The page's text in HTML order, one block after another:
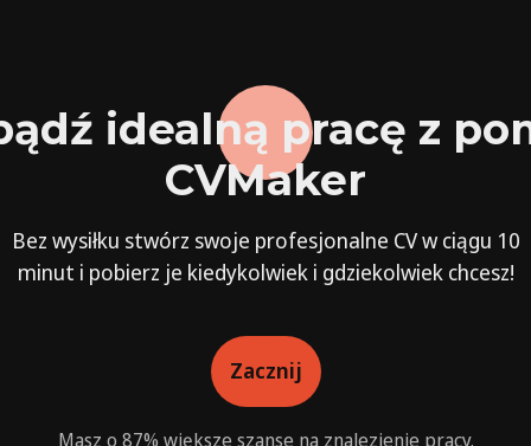
idealną pracę z
CVMaker
Bez wysiłku stwórz swoje profesjonalne CV w ciągu 10
minut i pobierz je kiedykolwiek i gdziekolwiek chcesz!
Zacznij
Masz o 87% większe szanse na znalezienie pracy.